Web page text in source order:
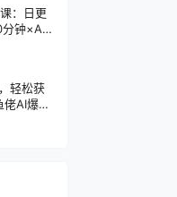
：日更
钟×AI
现多平
轻松获
AI爆款
套制作